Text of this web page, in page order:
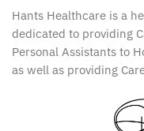
Hants Healthcare is a
dedicated to providing
Personal Assistants to
as well as providing